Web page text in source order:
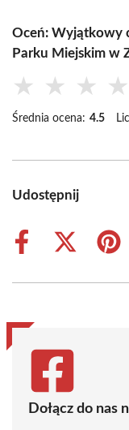
Oceń: Wyjątkowy
Parku Miejskim w
★ ★ ★ ★
Średnia ocena: 4.5
Udostępnij
Share
Share
(Twitter)
Dołącz do nas